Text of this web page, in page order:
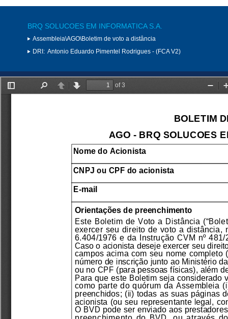
BRQ SOLUCOES EM INFORMATICA S.A.
Assembleia\AGO\Boletim de voto a distância
DRI: Antonio Eduardo Pimentel Rodrigues - (FCA V2)